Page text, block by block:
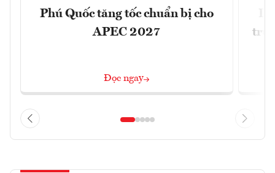
Phú Quốc tăng tốc chuẩn bị cho
APEC 2027
Đọc ngay